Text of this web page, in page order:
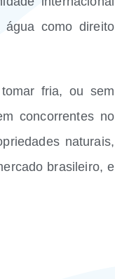
como direito
fria, ou sem
concorrentes no
naturais,
brasileiro, e